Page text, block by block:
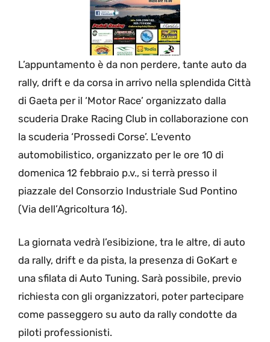
L’appuntamento è da non perdere, tante auto da
rally, drift e da corsa in arrivo nella splendida Città
di Gaeta per il ‘Motor Race’ organizzato dalla
scuderia Drake Racing Club in collaborazione con
la scuderia ‘Prossedi Corse’. L’evento
automobilistico, organizzato per le ore 10 di
domenica 12 febbraio p.v., si terrà presso il
piazzale del Consorzio Industriale Sud Pontino
(Via dell’Agricoltura 16).
La giornata vedrà l’esibizione, tra le altre, di auto
da rally, drift e da pista, la presenza di GoKart e
una sfilata di Auto Tuning. Sarà possibile, previo
richiesta con gli organizzatori, poter partecipare
come passeggero su auto da rally condotte da
piloti professionisti.